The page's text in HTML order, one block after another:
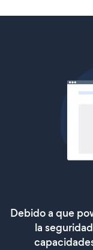
Debido a que
la